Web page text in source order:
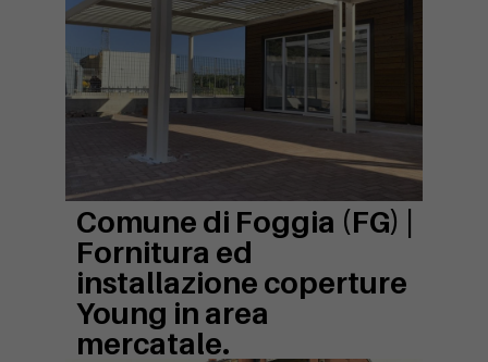
Comune di Foggia (FG) |
Fornitura ed
installazione coperture
Young in area
mercatale.